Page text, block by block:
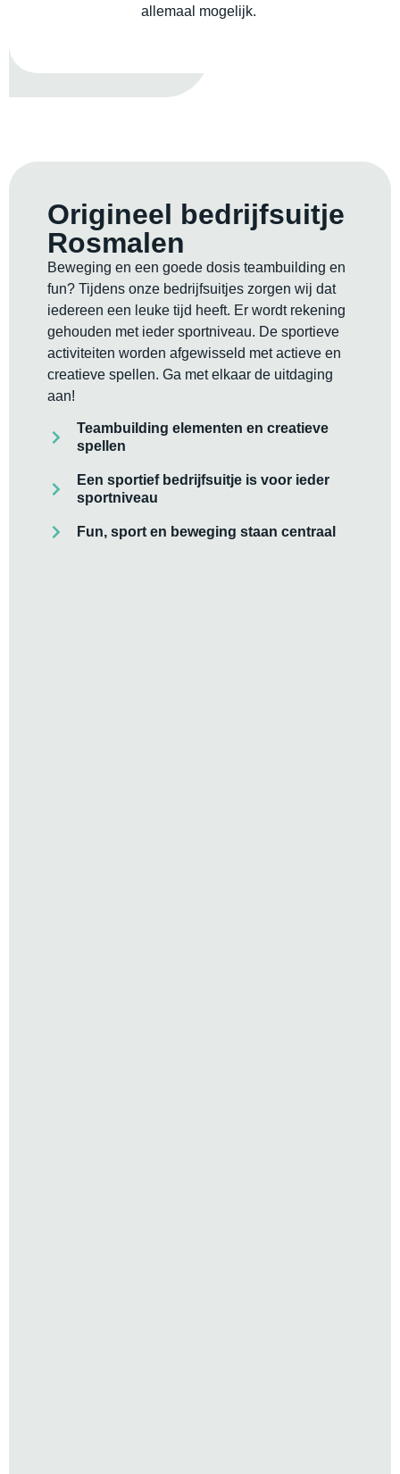
allemaal mogelijk.
Origineel bedrijfsuitje
Rosmalen
Beweging en een goede dosis teambuilding en
fun? Tijdens onze bedrijfsuitjes zorgen wij dat
iedereen een leuke tijd heeft. Er wordt rekening
gehouden met ieder sportniveau. De sportieve
activiteiten worden afgewisseld met actieve en
creatieve spellen. Ga met elkaar de uitdaging
aan!
Teambuilding elementen en creatieve
spellen
Een sportief bedrijfsuitje is voor ieder
sportniveau
Fun, sport en beweging staan centraal